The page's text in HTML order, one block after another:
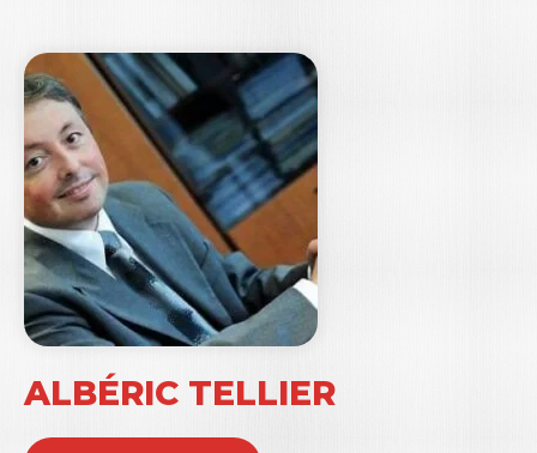
ALBÉRIC TELLIER